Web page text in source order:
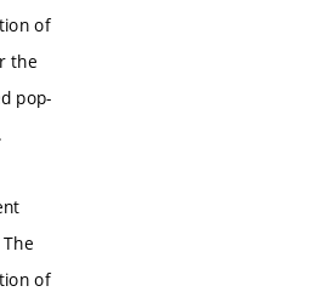
of
the
pop-
of